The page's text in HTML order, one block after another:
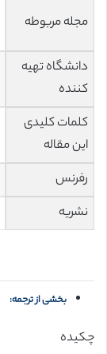
مجله مربوطه
دانشگاه تهیه
کننده
کلمات کلیدی
این مقاله
رفرنس
نشریه
بخشی از ترجمه:
چکیده